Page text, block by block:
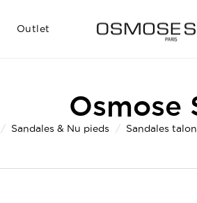
Outlet
Osmose
Sandales & Nu pieds Sandales